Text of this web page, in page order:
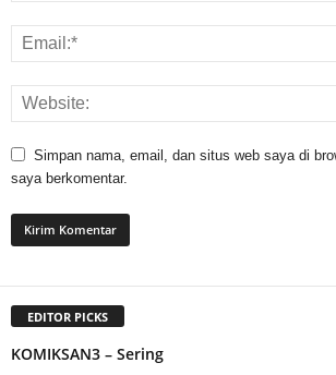
Simpan nama, email, dan situs web saya di
saya berkomentar.
EDITOR PICKS
KOMIKSAN3 – Sering